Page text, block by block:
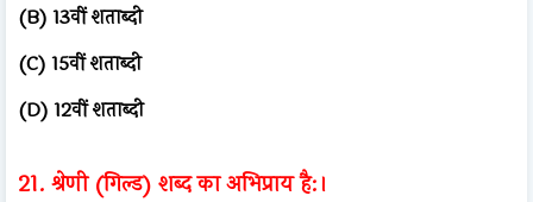
(B) 13वीं शताब्दी
(C) 15वीं शताब्दी
(D) 12वीं शताब्दी
21. श्रेणी (गिल्ड) शब्द का अभिप्राय है:।